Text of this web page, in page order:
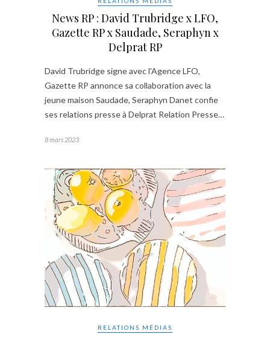
News RP : David Trubridge x LFO,
Gazette RP x Saudade, Seraphyn x
Delprat RP
David Trubridge signe avec l'Agence LFO,
Gazette RP annonce sa collaboration avec la
jeune maison Saudade, Seraphyn Danet confie
ses relations presse à Delprat Relation Presse…
8 mars 2023
RELATIONS MÉDIAS